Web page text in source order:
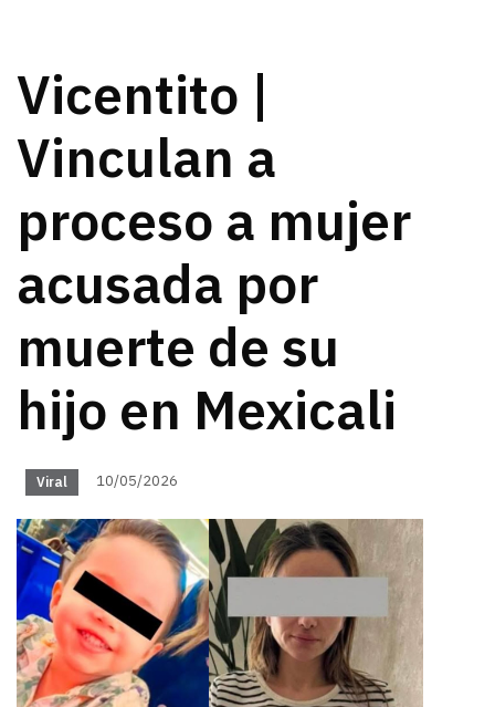
Vicentito |
Vinculan a
proceso a mujer
acusada por
muerte de su
hijo en Mexicali
Viral 10/05/2026